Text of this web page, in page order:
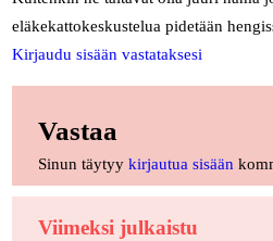
eläkekattokeskustelua pidetään
Kirjaudu sisään vastataksesi
Vastaa
Sinun täytyy kirjautua sisään
Viimeksi julkaistu